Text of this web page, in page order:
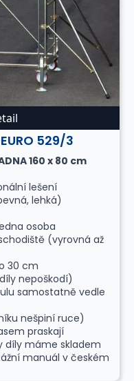
529/3
160 x 80 cm
lešení
lehká)
osoba
(vyrovná až
30 cm
nepoškodí)
samostatně vedle
nešpiní ruce)
praskají
díly máme skladem
manuál v českém